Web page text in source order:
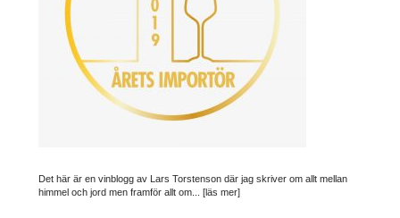
Det här är en vinblogg av Lars Torstenson där jag skriver om allt mellan
himmel och jord men framför allt om... [läs mer]